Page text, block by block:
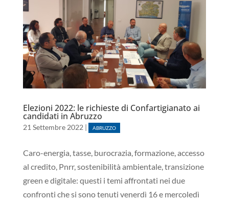
Elezioni 2022: le richieste di Confartigianato ai
candidati in Abruzzo
21 Settembre 2022 | ABRUZZO
Caro-energia, tasse, burocrazia, formazione, accesso
al credito, Pnrr, sostenibilità ambientale, transizione
green e digitale: questi i temi affrontati nei due
confronti che si sono tenuti venerdì 16 e mercoledì